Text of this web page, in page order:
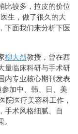
比较多，拉皮的价位
生，做了很久的大
下面我们来分析下医
柳大烈教授，曾在西
量临床科研与手术研
内专业核心期刊发表
参加中、韩、日、美
院医疗美容科工作，
手术风格细腻、自